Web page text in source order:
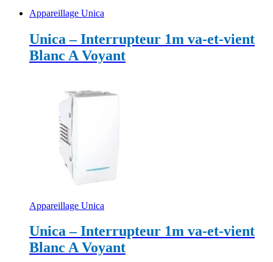
Appareillage Unica
Unica – Interrupteur 1m va-et-vient
Blanc A Voyant
Appareillage Unica
Unica – Interrupteur 1m va-et-vient
Blanc A Voyant